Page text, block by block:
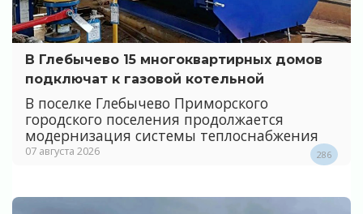
В Глебычево 15 многоквартирных домов
подключат к газовой котельной
В поселке Глебычево Приморского
городского поселения продолжается
модернизация системы теплоснабжения
07 августа 2026 286